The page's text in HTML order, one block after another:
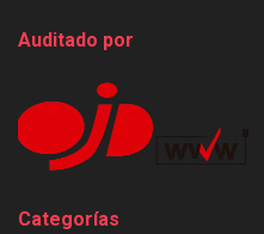
Auditado por
Categorías